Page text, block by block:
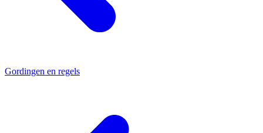
Gordingen en regels